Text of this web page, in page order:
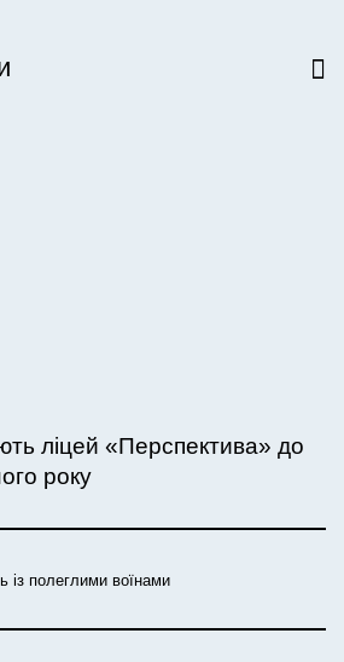
ліцей «Перспектива» до
року
із полеглими воїнами